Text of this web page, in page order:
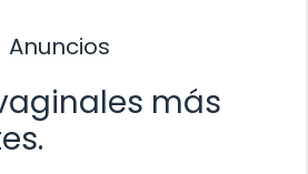
Anuncios
más